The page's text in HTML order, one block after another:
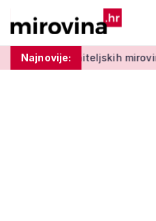
Najnovije:
mirovina: 'Prijedlog